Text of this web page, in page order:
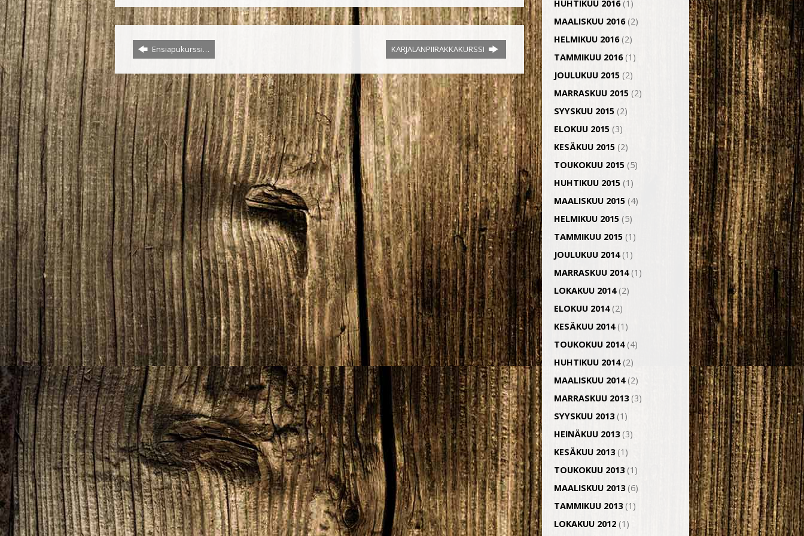
Ensiapukurssi… KARJALANPIIRAKKAKURSSI
HUHTIKUU 2016(1)
MAALISKUU 2016(2)
HELMIKUU 2016(2)
TAMMIKUU 2016(1)
JOULUKUU 2015 (2)
MARRASKUU 2015 (2)
SYYSKUU 2015 (2)
ELOKUU 2015 (3)
KESÄKUU 2015 (2)
TOUKOKUU 2015 (5)
HUHTIKUU 2015 (1)
MAALISKUU 2015 (4)
HELMIKUU 2015 (5)
TAMMIKUU 2015 (1)
JOULUKUU 2014(1)
MARRASKUU 2014(1)
LOKAKUU 2014(2)
ELOKUU 2014(2)
KESÄKUU 2014(1)
TOUKOKUU 2014(4)
HUHTIKUU 2014(2)
MAALISKUU 2014(2)
MARRASKUU 2013(3)
SYYSKUU 2013(1)
HEINÄKUU 2013(3)
KESÄKUU 2013(1)
TOUKOKUU 2013(1)
MAALISKUU 2013(6)
TAMMIKUU 2013(1)
LOKAKUU 2012 (1)